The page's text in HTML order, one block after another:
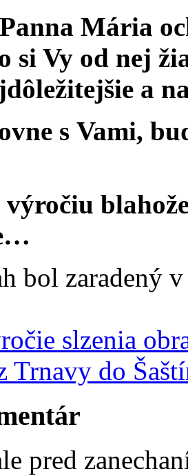
Mária
si Vy od nej
a
s Vami,
výročiu
bol zaradený
slzenia
Trnavy do
pred